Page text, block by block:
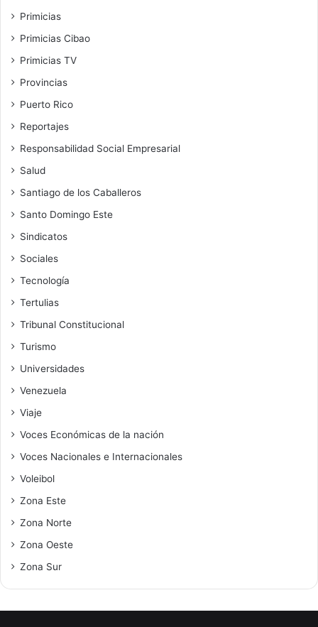
Primicias
Primicias Cibao
Primicias TV
Provincias
Puerto Rico
Reportajes
Responsabilidad Social Empresarial
Salud
Santiago de los Caballeros
Santo Domingo Este
Sindicatos
Sociales
Tecnología
Tertulias
Tribunal Constitucional
Turismo
Universidades
Venezuela
Viaje
Voces Económicas de la nación
Voces Nacionales e Internacionales
Voleibol
Zona Este
Zona Norte
Zona Oeste
Zona Sur